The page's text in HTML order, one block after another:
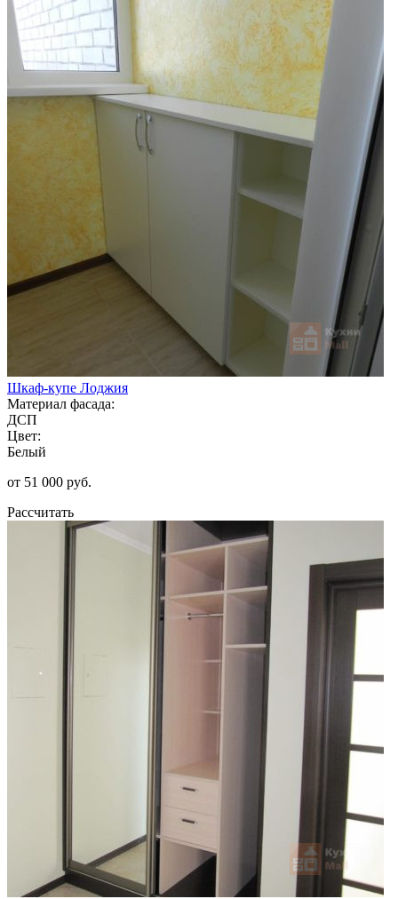
Шкаф-купе Лоджия
Материал фасада:
ДСП
Цвет:
Белый
от 51 000 руб.
Рассчитать